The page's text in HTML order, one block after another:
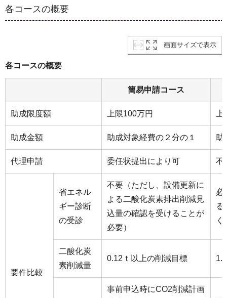
各コースの概要
画面サイズで表示
各コースの概要
簡易申請コース
助成限度額 上限100万円
助成金額 助成対象経費の２分の１ 助
代理申請 委任状提出により可 不
要件比較
省エネル
ギー診断
の受診
不要（ただし、設備更新に
よる二酸化炭素排出削減見
込量の確認を受けることが
必要）
必
る
二酸化炭
素削減量
0.12ｔ以上の削減目標
事前申込時にCO2削減計画